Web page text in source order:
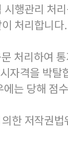
행관리 처
처리합니다.
처리하여
자격을 박탈
는 당해 점
한 저작권